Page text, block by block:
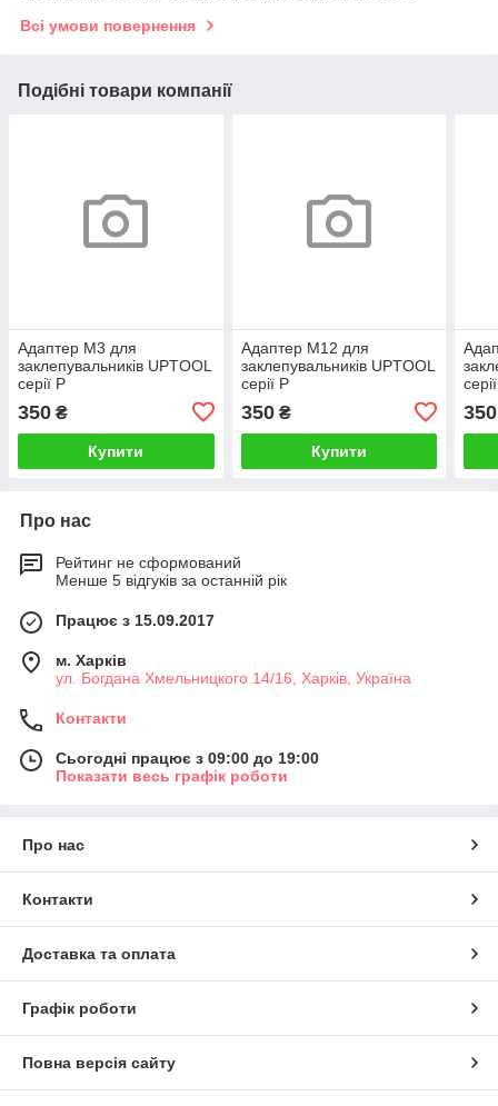
Всі умови повернення
Подібні товари компанії
Адаптер М3 для
заклепувальників UPTOOL
серії P
350 ₴
Купити
Адаптер М12 для
заклепувальників UPTOOL
серії P
350₴
Купити
350
Про нас
Рейтинг не сформований
Менше 5 відгуків за останній рік
Працює з 15.09.2017
м. Харків
ул. Богдана Хмельницкого 14/16, Харків, Україна
Контакти
Сьогодні працює з 09:00 до 19:00
Показати весь графік роботи
Про нас
Контакти
Доставка та оплата
Графік роботи
Повна версія сайту